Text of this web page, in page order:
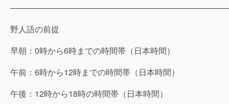
野人語の前提
早朝：0時から6時までの時間帯（日本時間）
午前：6時から12時までの時間帯（日本時間）
午後：12時から18時の時間帯（日本時間）